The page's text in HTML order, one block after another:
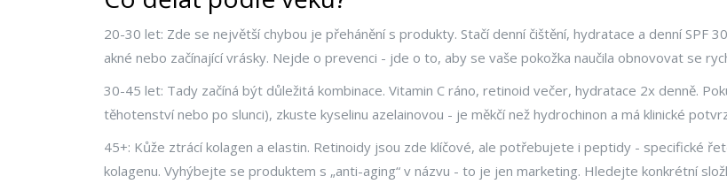
20-30 let: Zde se největší chybou je přehánění s produkty. Stačí denní čištění, hydratace a denní SPF
akné nebo začínající vrásky. Nejde o prevenci - jde o to, aby se vaše pokožka naučila obnovovat se
30-45 let: Tady začíná být důležitá kombinace. Vitamin C ráno, retinoid večer, hydratace 2x denně.
těhotenství nebo po slunci), zkuste kyselinu azelainovou - je měkčí než hydrochinon a má klinické
45+: Kůže ztrácí kolagen a elastin. Retinoidy jsou zde klíčové, ale potřebujete i peptidy - specifické
kolagenu. Vyhýbejte se produktem s „anti-aging“ v názvu - to je jen marketing. Hledejte konkrétní